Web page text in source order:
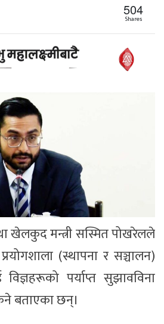
504
Shares
खेलकुद मन्त्री सस्मित पोखरेलले
प्रयोगशाला (स्थापना र सञ्चालन)
पर्याप्त सुझावविना
बताएका छन्।